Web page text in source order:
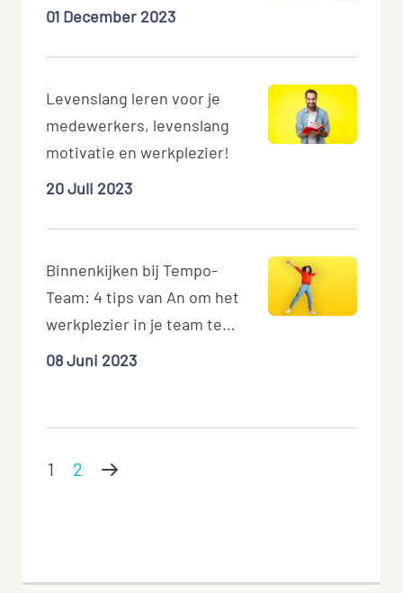
01 December 2023
20 Juli 2023
Levenslang leren voor je
medewerkers, levenslang
motivatie en werkplezier!
08 Juni 2023
Binnenkijken bij Tempo-
Team: 4 tips van An om het
werkplezier in je team te
verhogen
1 2